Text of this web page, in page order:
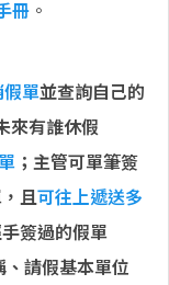
冊 。
假單並查詢自己的
來有誰休假
；主管可單筆簽
且可往上遞送多
簽過的假單
請假基本單位